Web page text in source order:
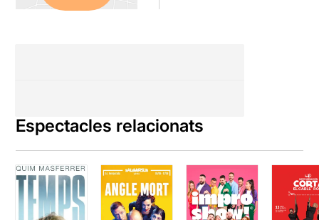
Espectacles relacionats